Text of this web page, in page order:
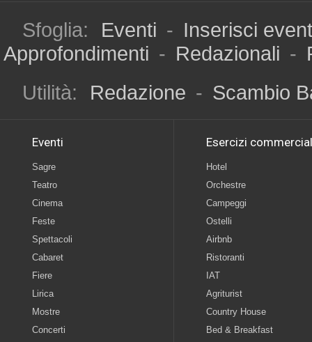
Sfoglia: Eventi - Inserisci
Approfondimenti - Redazionali -
Utilità:
Redazione - Scambio
Eventi
Sagre
Teatro
Cinema
Feste
Spettacoli
Cabaret
Fiere
Lirica
Mostre
Concerti
Esercizi
Hotel
Orchestre
Campeggi
Ostelli
Airbnb
Ristoranti
IAT
Agriturist
Country House
Bed & Breakfast